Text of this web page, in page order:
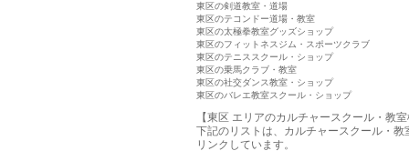
東区の剣道教室・道場
東区のテコンドー道場・教室
東区の太極拳教室グッズショップ
東区のフィットネスジム・スポーツクラブ
東区のテニススクール・ショップ
東区の乗馬クラブ・教室
東区の社交ダンス教室・ショップ
東区のバレエ教室スクール・ショップ
【東区 エリアのカルチャースクール・教
下記のリストは、カルチャースクール・
リンクしています。